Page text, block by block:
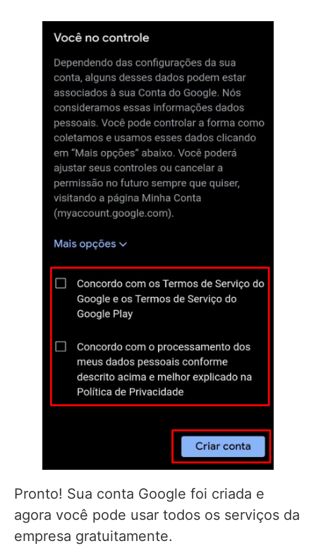
Pronto! Sua conta Google foi criada e
agora você pode usar todos os serviços da
empresa gratuitamente.